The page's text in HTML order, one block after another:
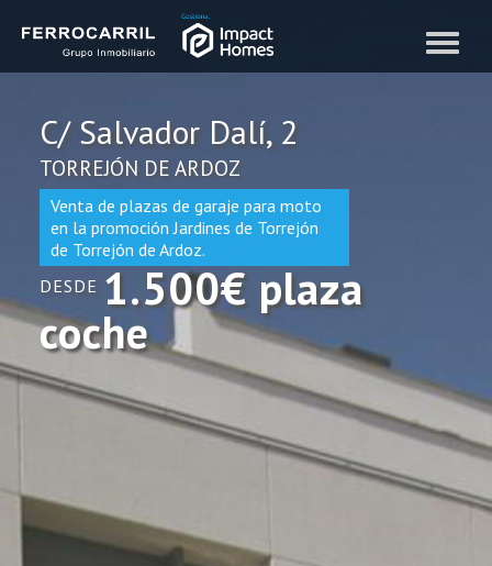
Toggle
C/ Salvador Dalí, 2
TORREJÓN DE ARDOZ
Venta de plazas de garaje para moto
en la promoción Jardines de Torrejón
de Torrejón de Ardoz.
DESDE 1.500€ plaza
coche